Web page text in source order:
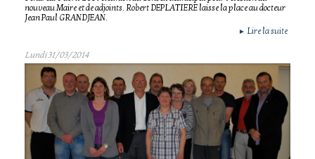
nouveau Maire et de adjoints. Robert DEPLATIERE laisse la place au docteur
Jean Paul GRANDJEAN.
► Lire la suite
Lundi 31/03/2014